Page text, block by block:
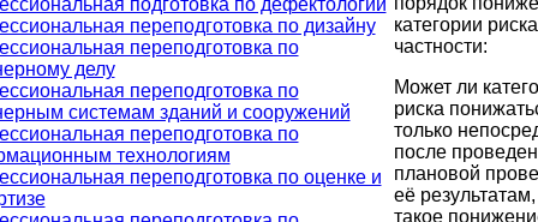
переподготовка по дизайну
переподготовка по
делу
переподготовка по
системам зданий и сооружений
переподготовка по
технологиям
переподготовка по оценке и
категории
частности:
Может ли
риска
только
после
плановой
её
такое